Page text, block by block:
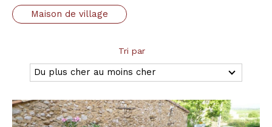
Maison de village
Tri par
Du plus cher au moins cher
Type
Ville
Budget
Budget